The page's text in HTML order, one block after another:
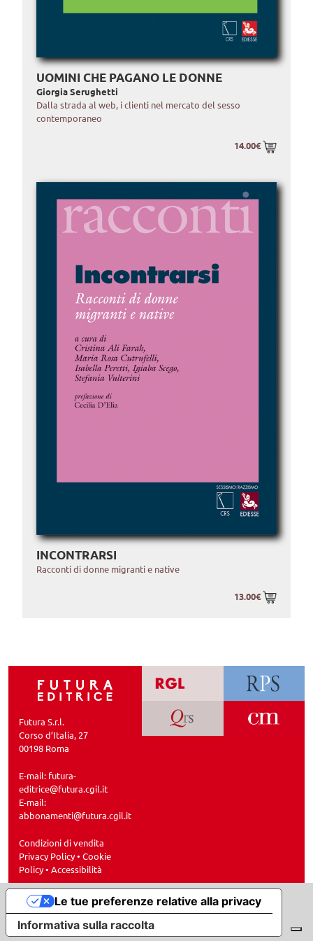
UOMINI CHE PAGANO LE DONNE
Giorgia Serughetti
Dalla strada al web, i clienti nel mercato del sesso
contemporaneo
14.00€
INCONTRARSI
Racconti di donne migranti e native
13.00€
Futura S.r.l.
Corso d’Italia, 27
00198 Roma
E-mail: futura-
editrice@futura.cgil.it
E-mail:
abbonamenti@futura.cgil.it
Condizioni di vendita
Privacy Policy• Cookie
Policy• Accessibilità
Informativa sulla raccolta
Le tue preferenze relative alla privacy